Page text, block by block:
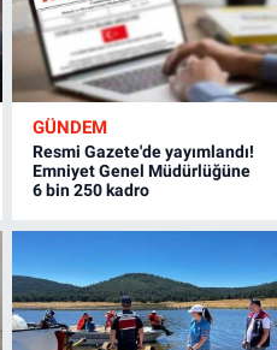
GÜNDEM
Resmi Gazete'de yayımlandı!
Emniyet Genel Müdürlüğüne
6 bin 250 kadro